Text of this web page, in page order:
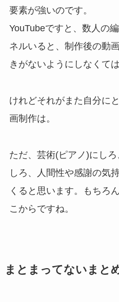
要素が強いのです。
YouTubeですと、数人の
ネルいると、制作後の動
きがないようにしなくて
けれどそれがまた自分に
画制作は。
ただ、芸術(ピアノ)にし
しろ、人間性や感謝の気
くると思います。もちろ
こからですね。
まとまってないまと